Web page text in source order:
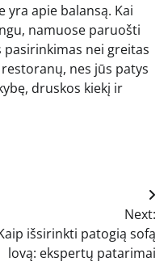
yra apie balansą. Kai
namuose paruošti
pasirinkimas nei greitas
nes jūs patys
druskos kiekį ir
Next:
išsirinkti patogią sofą
lovą: ekspertų patarimai